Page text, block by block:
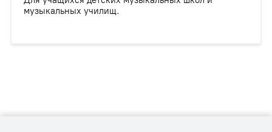
музыкальных училищ.